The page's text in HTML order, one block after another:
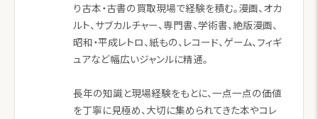
り古本・古書の買取現場で経験を積む。漫画、オカ
ルト、サブカルチャー、専門書、学術書、絶版漫画、
昭和・平成レトロ、紙もの、レコード、ゲーム、フィギ
ュアなど幅広いジャンルに精通。
長年の知識と現場経験をもとに、一点一点の価値
を丁寧に見極め、大切に集められてきた本やコレ